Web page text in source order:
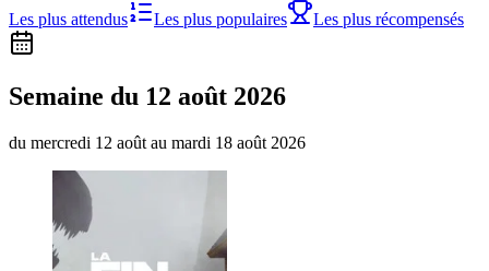
Les plus attendus
Les plus populaires Les plus récompensés
Semaine du 12 août 2026
du mercredi 12 août au mardi 18 août 2026